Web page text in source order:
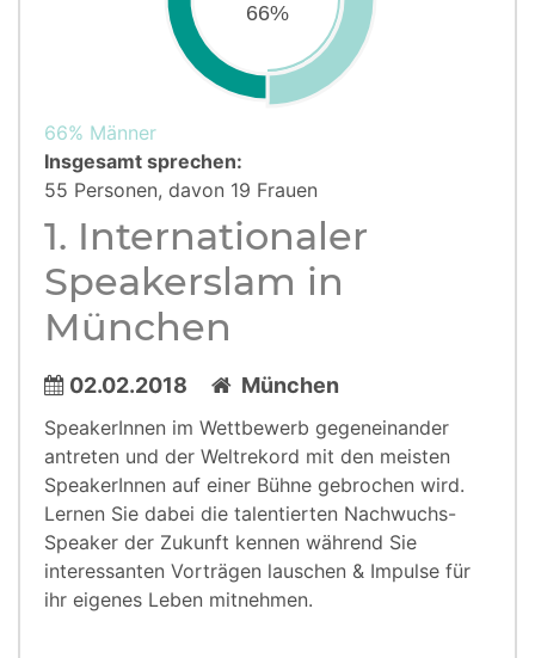
66%
66% Männer
Insgesamt sprechen:
55 Personen, davon 19 Frauen
1. Internationaler
Speakerslam in
München
02.02.2018 München
SpeakerInnen im Wettbewerb gegeneinander
antreten und der Weltrekord mit den meisten
SpeakerInnen auf einer Bühne gebrochen wird.
Lernen Sie dabei die talentierten Nachwuchs-
Speaker der Zukunft kennen während Sie
interessanten Vorträgen lauschen & Impulse für
ihr eigenes Leben mitnehmen.